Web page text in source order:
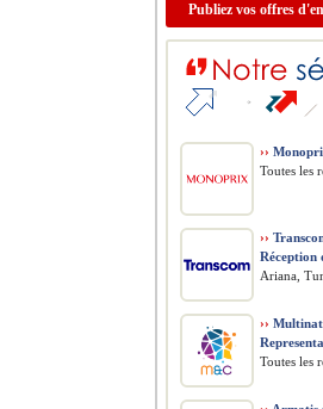
Publiez vos offres
››
Toutes les
››
Réception
Ariana,
››
Toutes les